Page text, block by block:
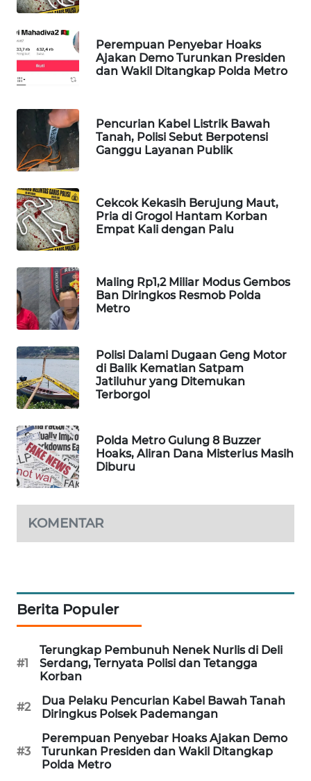
Perempuan Penyebar Hoaks
Ajakan Demo Turunkan Presiden
dan Wakil Ditangkap Polda Metro
Pencurian Kabel Listrik Bawah
Tanah, Polisi Sebut Berpotensi
Ganggu Layanan Publik
Cekcok Kekasih Berujung Maut,
Pria di Grogol Hantam Korban
Empat Kali dengan Palu
Maling Rp1,2 Miliar Modus Gembos
Ban Diringkos Resmob Polda
Metro
Polisi Dalami Dugaan Geng Motor
di Balik Kematian Satpam
Jatiluhur yang Ditemukan
Terborgol
Polda Metro Gulung 8 Buzzer
Hoaks, Aliran Dana Misterius Masih
Diburu
KOMENTAR
Berita Populer
#1
Terungkap Pembunuh Nenek Nurlis di Deli
Serdang, Ternyata Polisi dan Tetangga
Korban
#2
Dua Pelaku Pencurian Kabel Bawah Tanah
Diringkus Polsek Pademangan
#3
Perempuan Penyebar Hoaks Ajakan Demo
Turunkan Presiden dan Wakil Ditangkap
Polda Metro
WAHANANEWS
NET
WAHANA
WAHANA
UMKM
WAHANA
WAHANA
PERSONA
WAHANA
OTOMOTIF
WAHANA
WAHANA
DESA
WISATA
LAPAK
WAHANA
Wahana
Network
KONSUMEN
MASYARAKAT
KELISTRIKAN
WALINKI
ID
MAWAKA
ID
MARTABAT
NET